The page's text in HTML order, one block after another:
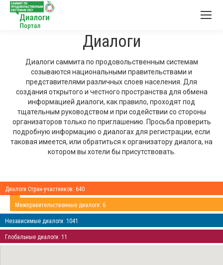
Диалоги
Диалоги саммита по продовольственным системам
созываются национальными правительствами и
представителями различных слоев населения. Для
создания открытого и честного пространства для обмена
информацией диалоги, как правило, проходят под
тщательным руководством и при содействии со стороны
организаторов только по приглашению. Просьба проверить
подробную информацию о диалогах для регистрации, если
таковая имеется, или обратиться к организатору диалога, на
котором вы хотели бы присутствовать.
Диалоги Стран-участников: 640
Межправительственные диалоги: 6
Независимые диалоги: 1041
Глобальные диалоги: 11